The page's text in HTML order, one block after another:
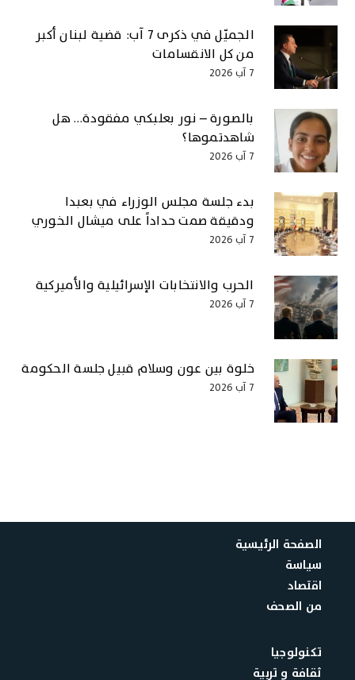
الجميّل في ذكرى 7 آب: قضية لبنان أكبر
من كل الانقسامات
7 آب 2026
بالصورة – نور بعلبكي مفقودة… هل
شاهدتموها؟
7 آب 2026
بدء جلسة مجلس الوزراء في بعبدا
ودقيقة صمت حداداً على ميشال الخوري
7 آب 2026
الحرب والانتخابات الإسرائيلية والأميركية
7 آب 2026
خلوة بين عون وسلام قبيل جلسة الحكومة
7 آب 2026
الصفحة الرئيسية
سياسة
اقتصاد
من الصحف
تكنولوجيا
ثقافة و تربية